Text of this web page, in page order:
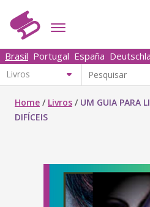
Brasil Portugal España
Home / Livros / UM GUIA PARA
DIFÍCEIS